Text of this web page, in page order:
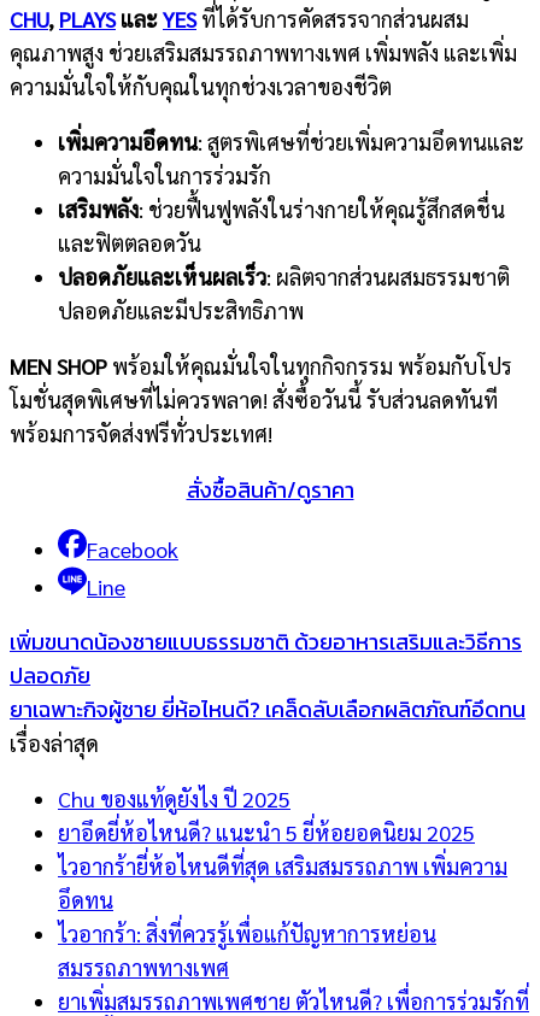
CHU, PLAYSและYESที่ได้รับการคัดสรรจากส่วนผสม
คุณภาพสูง ช่วยเสริมสมรรถภาพทางเพศ เพิ่มพลัง และเพิ่ม
ความมั่นใจให้กับคุณในทุกช่วงเวลาของชีวิต
เพิ่มความอึดทน: สูตรพิเศษที่ช่วยเพิ่มความอึดทนและ
ความมั่นใจในการร่วมรัก
เสริมพลัง: ช่วยฟื้นฟูพลังในร่างกายให้คุณรู้สึกสดชื่น
และฟิตตลอดวัน
ปลอดภัยและเห็นผลเร็ว: ผลิตจากส่วนผสมธรรมชาติ
ปลอดภัยและมีประสิทธิภาพ
MEN SHOP พร้อมให้คุณมั่นใจในทุกกิจกรรม พร้อมกับโปร
โมชั่นสุดพิเศษที่ไม่ควรพลาด! สั่งซื้อวันนี้ รับส่วนลดทันที
พร้อมการจัดส่งฟรีทั่วประเทศ!
สั่งซื้อสินค้า/ดูราคา
Facebook
Line
เพิ่มขนาดน้องชายแบบธรรมชาติ ด้วยอาหารเสริมและวิธีการ
ปลอดภัย
ยาเฉพาะกิจผู้ชาย ยี่ห้อไหนดี? เคล็ดลับเลือกผลิตภัณฑ์อึดทน
เรื่องล่าสุด
Chu ของแท้ดูยังไง ปี 2025
ยาอึดยี่ห้อไหนดี? แนะนำ 5 ยี่ห้อยอดนิยม 2025
ไวอากร้ายี่ห้อไหนดีที่สุด เสริมสมรรถภาพ เพิ่มความ
อึดทน
ไวอากร้า: สิ่งที่ควรรู้เพื่อแก้ปัญหาการหย่อน
สมรรถภาพทางเพศ
ยาเพิ่มสมรรถภาพเพศชาย ตัวไหนดี? เพื่อการร่วมรักที่